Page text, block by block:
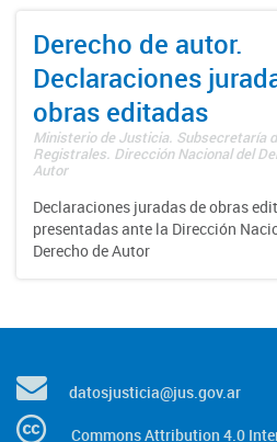
Derecho de autor.
Declaraciones
obras editadas
Ministerio de Justicia. Subsecretaría
Registrales. Dirección Nacional del
Autor
Declaraciones juradas de obras
presentadas ante la Dirección
Derecho de Autor
datosjusticia@jus.gov.ar
Commons Attribution 4.0